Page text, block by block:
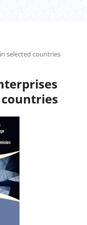
selected countries